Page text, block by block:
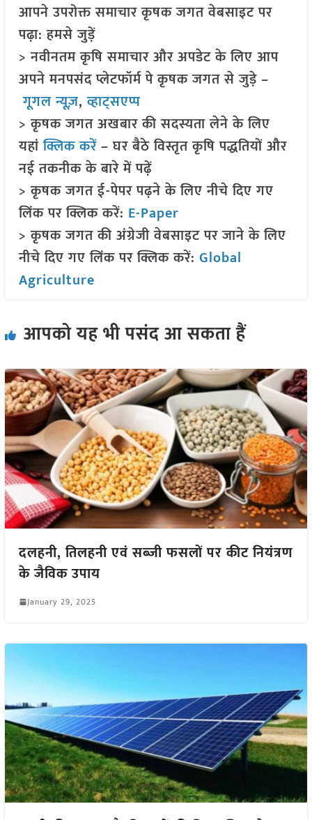
आपने उपरोक्त समाचार कृषक जगत वेबसाइट पर
पढ़ा: हमसे जुड़ें
> नवीनतम कृषि समाचार और अपडेट के लिए आप
अपने मनपसंद प्लेटफॉर्म पे कृषक जगत से जुड़े –
गूगल न्यूज़,व्हाट्सएप्प
> कृषक जगत अखबार की सदस्यता लेने के लिए
यहांक्लिक करें– घर बैठे विस्तृत कृषि पद्धतियों और
नई तकनीक के बारे में पढ़ें
> कृषक जगत ई-पेपर पढ़ने के लिए नीचे दिए गए
लिंक पर क्लिक करें: E-Paper
> कृषक जगत की अंग्रेजी वेबसाइट पर जाने के लिए
नीचे दिए गए लिंक पर क्लिक करें: Global
Agriculture
आपको यह भी पसंद आ सकता हैं
दलहनी, तिलहनी एवं सब्जी फसलों पर कीट नियंत्रण
के जैविक उपाय
January 29, 2025